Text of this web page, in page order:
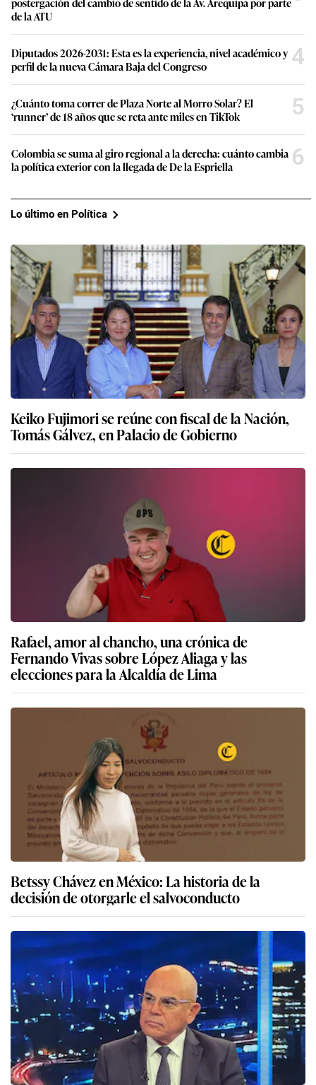
de la ATU
Diputados 2026-2031: Esta es la experiencia, nivel académico y
perfil de la nueva Cámara Baja del Congreso
4
¿Cuánto toma correr de Plaza Norte al Morro Solar? El
‘runner’ de 18 años que se reta ante miles en TikTok
5
Colombia se suma al giro regional a la derecha: cuánto cambia
la política exterior con la llegada de De la Espriella
6
Lo último en Política
Keiko Fujimori se reúne con fiscal de la Nación,
Tomás Gálvez, en Palacio de Gobierno
Rafael, amor al chancho, una crónica de
Fernando Vivas sobre López Aliaga y las
elecciones para la Alcaldía de Lima
Betssy Chávez en México: La historia de la
decisión de otorgarle el salvoconducto